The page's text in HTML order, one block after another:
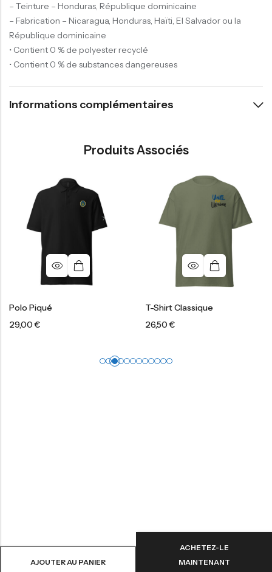
AJOUTER AU PANIER
ACHETEZ-LE
MAINTENANT
– Teinture – Honduras, République dominicaine
– Fabrication – Nicaragua, Honduras, Haïti, El Salvador ou la
République dominicaine
• Contient 0 % de polyester recyclé
• Contient 0 % de substances dangereuses
Informations complémentaires
Produits Associés
Polo Piqué
29,00€
T-Shirt Classique
26,50€